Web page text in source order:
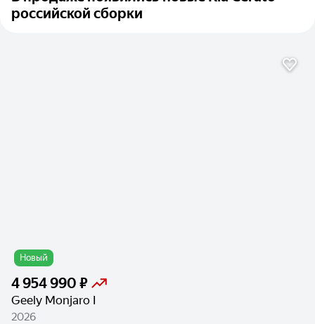
российской сборки
Новый
4 954 990 ₽
Geely Monjaro I
2026